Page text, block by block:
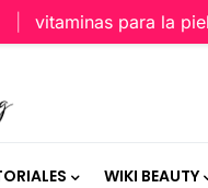
vitaminas para la piel
WIKI BEAUTY